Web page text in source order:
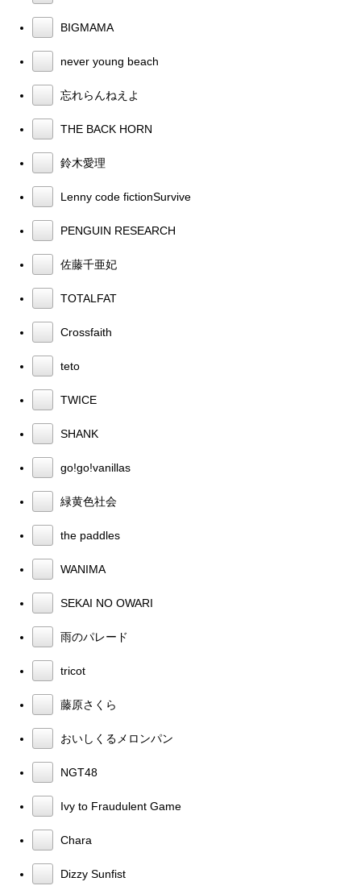
BIGMAMA
never young beach
忘れらんねえよ
THE BACK HORN
鈴木愛理
Lenny code fictionSurvive
PENGUIN RESEARCH
佐藤千亜妃
TOTALFAT
Crossfaith
teto
TWICE
SHANK
go!go!vanillas
緑黄色社会
the paddles
WANIMA
SEKAI NO OWARI
雨のパレード
tricot
藤原さくら
おいしくるメロンパン
NGT48
Ivy to Fraudulent Game
Chara
Dizzy Sunfist